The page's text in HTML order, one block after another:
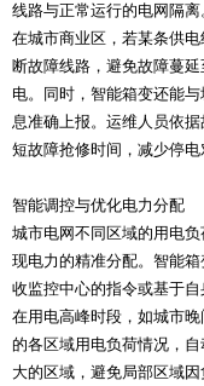
线路与正常运行的电网隔离
在城市商业区，若某条供
断故障线路，避免故障蔓
电。同时，智能箱变还能
息准确上报。运维人员依
短故障抢修时间，减少停电
智能调控与优化电力分配
城市电网不同区域的用电
现电力的精准分配。智能
收监控中心的指令或基于自
在用电高峰时段，如城市
的各区域用电负荷情况，
大的区域，避免局部区域